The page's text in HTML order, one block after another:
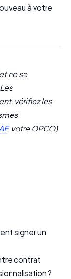
à votre
ne se
vérifiez les
, votre OPCO)
signer un
contrat
?